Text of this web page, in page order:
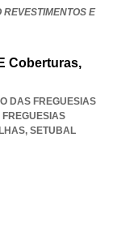
REVESTIMENTOS E
Coberturas,
DAS FREGUESIAS
, SETUBAL